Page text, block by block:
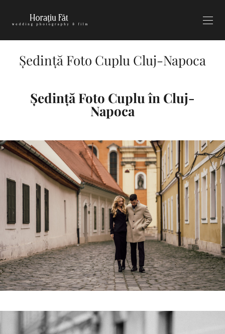
Ședință Foto Cuplu Cluj-Napoca
Ședință Foto Cuplu în Cluj-
Napoca